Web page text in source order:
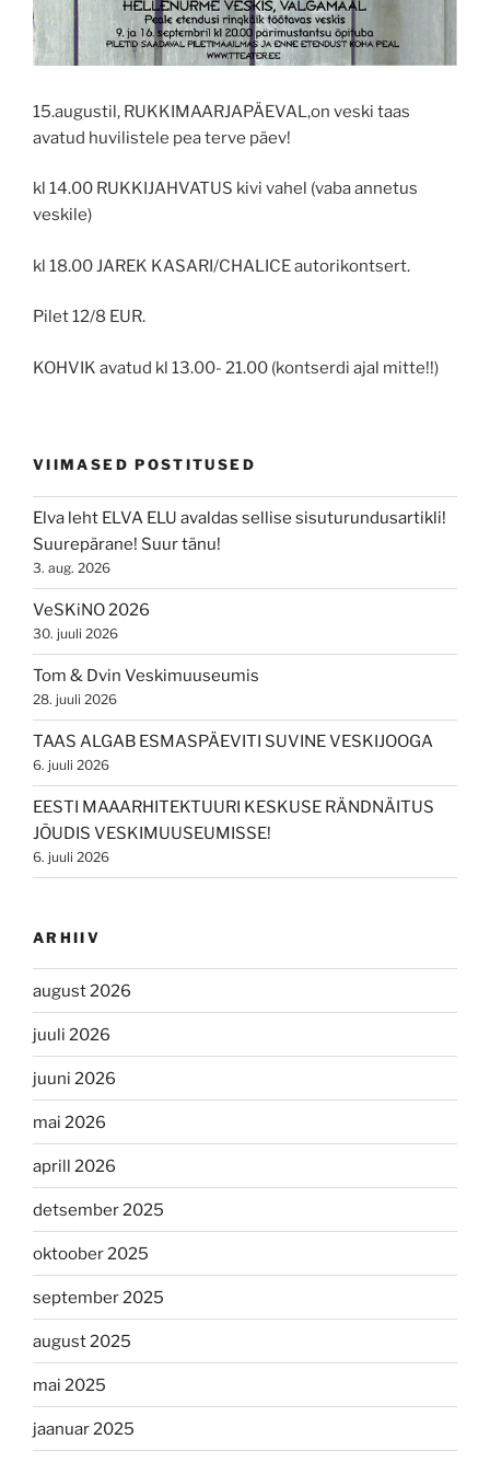
15.augustil, RUKKIMAARJAPÄEVAL,on veski taas
avatud huvilistele pea terve päev!
kl 14.00 RUKKIJAHVATUS kivi vahel (vaba annetus
veskile)
kl 18.00 JAREK KASARI/CHALICE autorikontsert.
Pilet 12/8 EUR.
KOHVIK avatud kl 13.00- 21.00 (kontserdi ajal mitte!!)
VIIMASED POSTITUSED
Elva leht ELVA ELU avaldas sellise sisuturundusartikli!
Suurepärane! Suur tänu!
3. aug. 2026
VeSKiNO 2026
30. juuli 2026
Tom & Dvin Veskimuuseumis
28. juuli 2026
TAAS ALGAB ESMASPÄEVITI SUVINE VESKIJOOGA
6. juuli 2026
EESTI MAAARHITEKTUURI KESKUSE RÄNDNÄITUS
JÕUDIS VESKIMUUSEUMISSE!
6. juuli 2026
ARHIIV
august 2026
juuli 2026
juuni 2026
mai 2026
aprill 2026
detsember 2025
oktoober 2025
september 2025
august 2025
mai 2025
jaanuar 2025